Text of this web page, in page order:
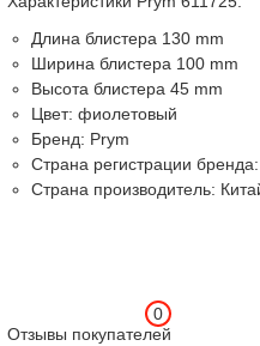
Длина блистера 130 mm
Ширина блистера 100 mm
Высота блистера 45 mm
Цвет: фиолетовый
Бренд: Prym
Страна регистрации
Страна производитель:
Отзывы покупателей
0